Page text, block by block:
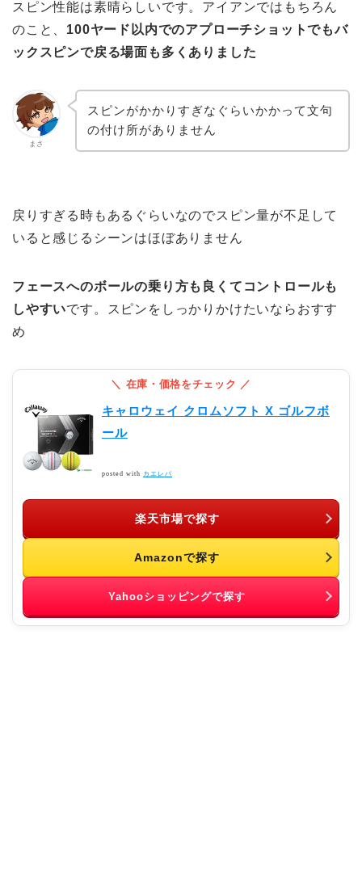
スピン性能は素晴らしいです。アイアンではもちろん
のこと、 100ヤード以内でのアプローチショットでもバ
ックスピンで戻る場面も多くありました
まさ
スピンがかかりすぎなぐらいかかって文句
の付け所がありません
戻りすぎる時もあるぐらいなのでスピン量が不足して
いると感じるシーンはほぼありません
フェースへのボールの乗り方も良くてコントロールも
しやすいです。スピンをしっかりかけたいならおすす
め
キャロウェイ クロムソフト X ゴルフボ
ール
posted with カエレバ
楽天市場で探す
Amazonで探す
Yahooショッピングで探す